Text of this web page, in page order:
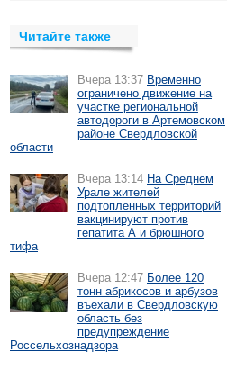
Читайте также
Вчера 13:37 Временно
ограничено движение на
участке региональной
автодороги в Артемовском
районе Свердловской
области
Вчера 13:14 На Среднем
Урале жителей
подтопленных территорий
вакцинируют против
гепатита А и брюшного
тифа
Вчера 12:47 Более 120
тонн абрикосов и арбузов
въехали в Свердловскую
область без
предупреждение
Россельхознадзора